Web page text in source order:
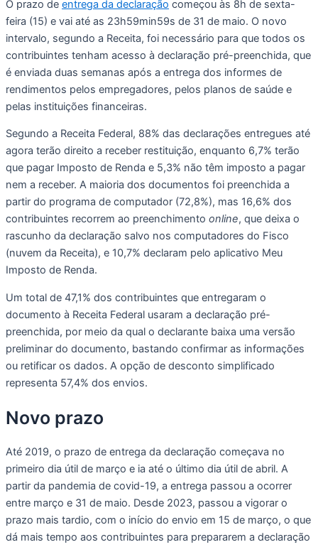
O prazo de entrega da declaração começou às 8h de sexta-
feira (15) e vai até as 23h59min59s de 31 de maio. O novo
intervalo, segundo a Receita, foi necessário para que todos os
contribuintes tenham acesso à declaração pré-preenchida, que
é enviada duas semanas após a entrega dos informes de
rendimentos pelos empregadores, pelos planos de saúde e
pelas instituições financeiras.
Segundo a Receita Federal, 88% das declarações entregues até
agora terão direito a receber restituição, enquanto 6,7% terão
que pagar Imposto de Renda e 5,3% não têm imposto a pagar
nem a receber. A maioria dos documentos foi preenchida a
partir do programa de computador (72,8%), mas 16,6% dos
contribuintes recorrem ao preenchimento online, que deixa o
rascunho da declaração salvo nos computadores do Fisco
(nuvem da Receita), e 10,7% declaram pelo aplicativo Meu
Imposto de Renda.
Um total de 47,1% dos contribuintes que entregaram o
documento à Receita Federal usaram a declaração pré-
preenchida, por meio da qual o declarante baixa uma versão
preliminar do documento, bastando confirmar as informações
ou retificar os dados. A opção de desconto simplificado
representa 57,4% dos envios.
Novo prazo
Até 2019, o prazo de entrega da declaração começava no
primeiro dia útil de março e ia até o último dia útil de abril. A
partir da pandemia de covid-19, a entrega passou a ocorrer
entre março e 31 de maio. Desde 2023, passou a vigorar o
prazo mais tardio, com o início do envio em 15 de março, o que
dá mais tempo aos contribuintes para prepararem a declaração